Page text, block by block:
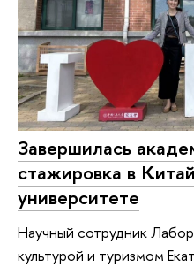
Завершилась
стажировка в
университете
Научный сотрудник
культурой и туризмом